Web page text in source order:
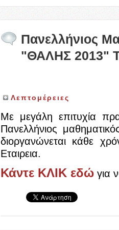
Πανελλήνιος
"ΘΑΛΗΣ 2013"
Λεπτομέρειες
Με μεγάλη επιτυχία
Πανελλήνιος
διοργανώνεται κάθε
Εταιρεια.
Κάντε ΚΛΙΚ εδώγια